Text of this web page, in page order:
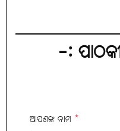
-:
ଆପଣଙ୍କ ନାମ *